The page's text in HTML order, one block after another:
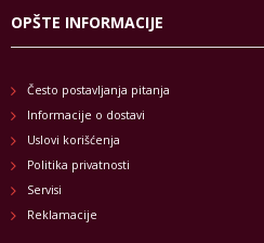
OPŠTE INFORMACIJE
Često postavljanja pitanja
Informacije o dostavi
Uslovi korišćenja
Politika privatnosti
Servisi
Reklamacije